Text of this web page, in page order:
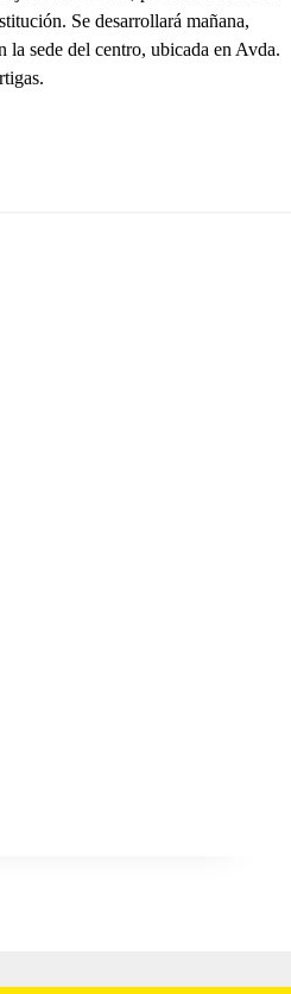
Se desarrollará mañana,
la sede del centro, ubicada en Avda.